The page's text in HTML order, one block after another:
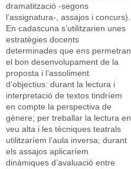
dramatització -segons
l’assignatura-, assajos i concurs).
En cadascuna s’utilitzarien unes
estratègies docents
determinades que ens permetran
el bon desenvolupament de la
proposta i l’assoliment
d’objectius: durant la lectura i
interpretació de textos tindríem
en compte la perspectiva de
gènere; per treballar la lectura en
veu alta i les tècniques teatrals
utilitzaríem l’aula inversa; durant
els assajos aplicaríem
dinàmiques d’avaluació entre